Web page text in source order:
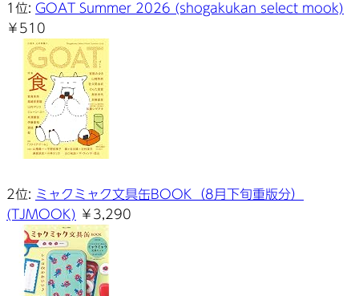
ブ
1位: GOAT Summer 2026 (shogakukan select mook)
￥510
2位: ミャクミャク文具缶BOOK（8月下旬重版分）
(TJMOOK) ￥3,290